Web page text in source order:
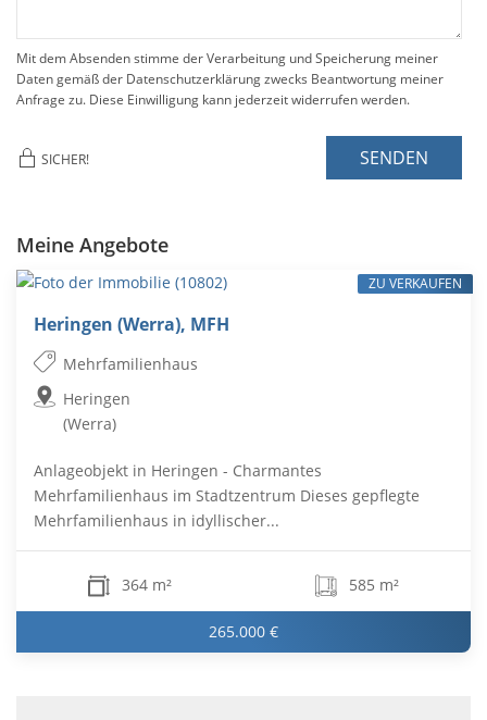
Mit dem Absenden stimme der Verarbeitung und Speicherung meiner
Daten gemäß der Datenschutzerklärung zwecks Beantwortung meiner
Anfrage zu. Diese Einwilligung kann jederzeit widerrufen werden.
SICHER! SENDEN
Meine Angebote
Heringen (Werra), MFH
Mehrfamilienhaus
Heringen
(Werra)
Anlageobjekt in Heringen - Charmantes
Mehrfamilienhaus im Stadtzentrum Dieses gepflegte
Mehrfamilienhaus in idyllischer...
364 m² 585 m²
265.000 €
ZU VERKAUFEN